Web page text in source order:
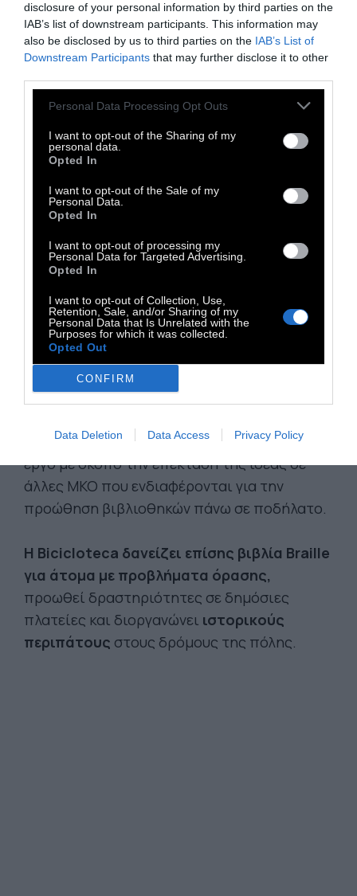
disclosure of your personal information by third parties on the
IAB’s list of downstream participants. This information may
also be disclosed by us to third parties on the IAB’s List of
Downstream Participants that may further disclose it to other
Personal Data Processing Opt Outs
I want to opt-out of the Sharing of my
personal data.
Opted In
I want to opt-out of the Sale of my
Personal Data.
Opted In
I want to opt-out of processing my
Personal Data for Targeted Advertising.
Opted In
I want to opt-out of Collection, Use,
Retention, Sale, and/or Sharing of my
Personal Data that Is Unrelated with the
Purposes for which it was collected.
Opted Out
CONFIRM
Data Deletion Data Access Privacy Policy
Ocas, κάτι ανάλογο με το δικό μας περιοδικό
δρόμουΣχεδία. Ο Mendonça μέσω του
Κινήματος για τονΆστεγο Πληθυσμό, του
οποίου είναι πλέον επικεφαλής, υποστηρίζει
χιλιάδες άστεγους ποικιλοτρόπως.
Από το 2012 ως σήμερα, η Bicicloteca έχει
μαζέψει μια συλλογή με περισσότερα από
Ινστιτούτο Mobilidade Verde επιβλέπει το
έργο με σκοπό την επέκτασή της ιδέας σε
άλλες ΜΚΟ που ενδιαφέρονται για την
προώθηση βιβλιοθηκών πάνω σε ποδήλατο.
Η Bicicloteca δανείζει επίσης βιβλία Braille
για άτομα με προβλήματα όρασης,
προωθεί δραστηριότητες σε δημόσιες
πλατείες και διοργανώνει ιστορικούς
περιπάτους στους δρόμους της πόλης.